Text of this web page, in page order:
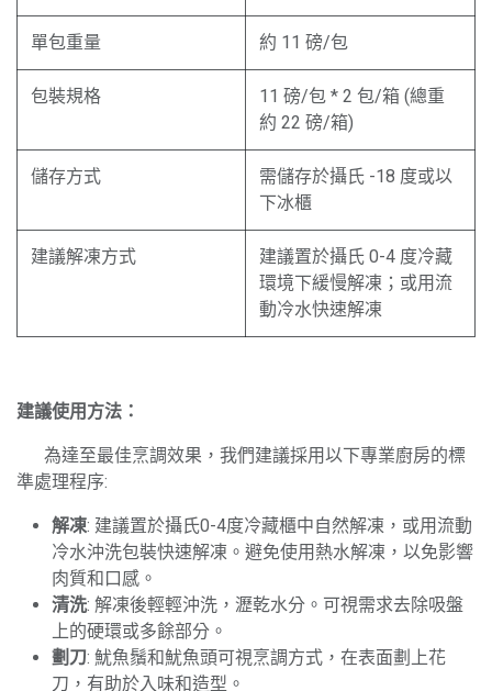
單包重量 約 11 磅/包
包裝規格
11 磅/包 * 2 包/箱 (總重
約 22 磅/箱)
儲存方式
需儲存於攝氏 -18 度或以
下冰櫃
建議解凍方式
建議置於攝氏 0-4 度冷藏
環境下緩慢解凍；或用流
動冷水快速解凍
建議使用方法：
​為達至最佳烹調效果，我們建議採用以下專業廚房的標
準處理程序:
解凍: 建議置於攝氏0-4度冷藏櫃中自然解凍，或用流動
冷水沖洗包裝快速解凍。避免使用熱水解凍，以免影響
肉質和口感。
清洗: 解凍後輕輕沖洗，瀝乾水分。可視需求去除吸盤
上的硬環或多餘部分。
劃刀: 魷魚鬚和魷魚頭可視烹調方式，在表面劃上花
刀，有助於入味和造型。